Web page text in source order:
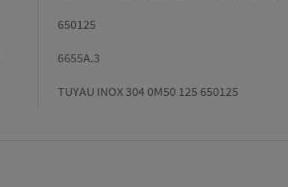
650125
6655A.3
TUYAU INOX 304 0M50 125 650125